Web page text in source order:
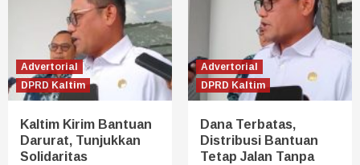
Advertorial
DPRD Kaltim
Kaltim Kirim Bantuan
Darurat, Tunjukkan
Solidaritas
Advertorial
DPRD Kaltim
Dana Terbatas,
Distribusi Bantuan
Tetap Jalan Tanpa